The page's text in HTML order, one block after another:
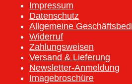
Impressum
Datenschutz
Allgemeine
Widerruf
Zahlungsweisen
Versand & Lieferung
Newsletter-Anmeldung
Imagebroschüre